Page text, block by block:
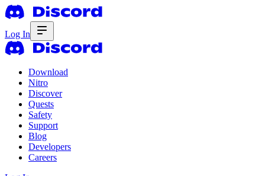
Log In
Download
Nitro
Discover
Quests
Safety
Support
Blog
Developers
Careers